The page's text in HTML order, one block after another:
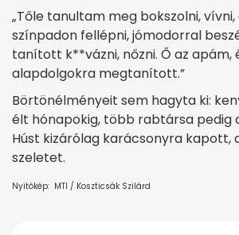
„Tőle tanultam meg bokszolni, vívni,
színpadon fellépni, jómodorral
tanított k**vázni, nőzni. Ő az apám,
alapdolgokra megtanított.”
Börtönélményeit sem hagyta ki:
élt hónapokig, több rabtársa pedig
Húst kizárólag karácsonyra kapott,
szeletet.
Nyitókép: MTI / Koszticsák Szilárd